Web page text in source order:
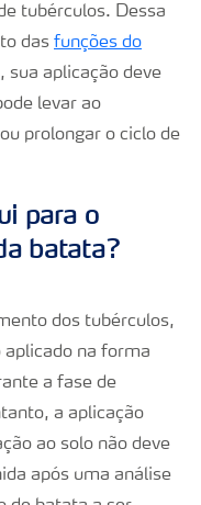
tubérculos. Dessa
das funções do
, sua aplicação deve
levar ao
prolongar o ciclo de
para o
batata?
dos tubérculos,
na forma
a fase de
a aplicação
ao solo não deve
após uma análise